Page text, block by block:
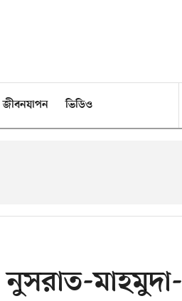
জীবনযাপন ভিডিও
মাহমুদা-